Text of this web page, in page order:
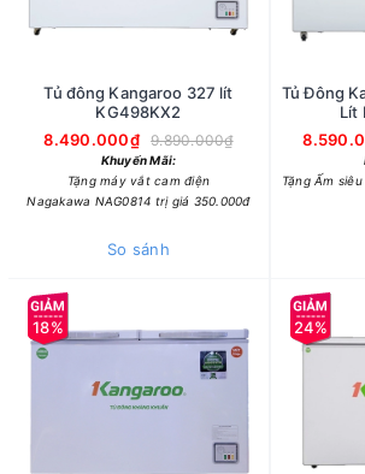
Tủ đông Kangaroo 327 lít
KG498KX2
8.490.000₫
9.890.000₫
Khuyến Mãi:
Tặng máy vắt cam điện
Nagakawa NAG0814 trị giá 350.000đ
So sánh
Tủ Đông
Lít
Tặng Ấm
18% 24%